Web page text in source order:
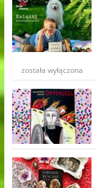
została wyłączona